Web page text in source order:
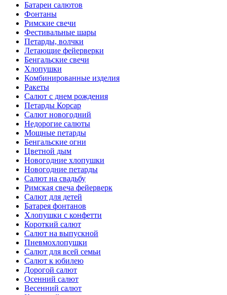
Батареи салютов
Фонтаны
Римские свечи
Фестивальные шары
Петарды, волчки
Летающие фейерверки
Бенгальские свечи
Хлопушки
Комбинированные изделия
Ракеты
Салют с днем рождения
Петарды Корсар
Салют новогодний
Недорогие салюты
Мощные петарды
Бенгальские огни
Цветной дым
Новогодние хлопушки
Новогодние петарды
Салют на свадьбу
Римская свеча фейерверк
Салют для детей
Батарея фонтанов
Хлопушки с конфетти
Короткий салют
Салют на выпускной
Пневмохлопушки
Салют для всей семьи
Салют к юбилею
Дорогой салют
Осенний салют
Весенний салют